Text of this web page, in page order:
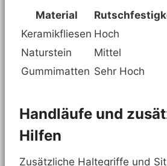
Material
Keramikfliesen Hoch
Naturstein
Mittel
Gummimatten Sehr Hoch
Handläufe und
Hilfen
Zusätzliche Haltegriffe und